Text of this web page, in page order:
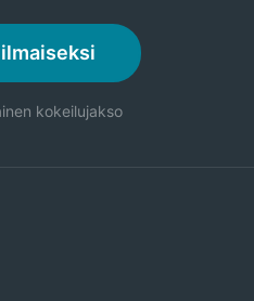
kokeilujakso